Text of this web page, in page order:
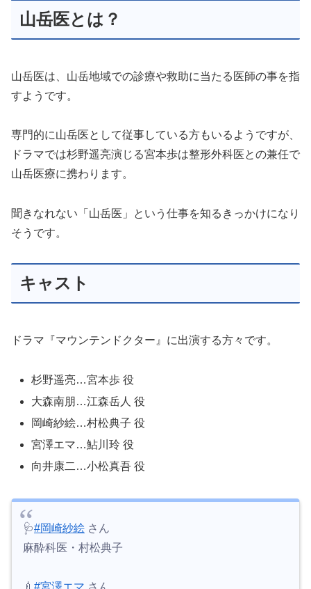
山岳医とは？
山岳医は、山岳地域での診療や救助に当たる医師の事を指
すようです。
専門的に山岳医として従事している方もいるようですが、
ドラマでは杉野遥亮演じる宮本歩は整形外科医との兼任で
山岳医療に携わります。
聞きなれない「山岳医」という仕事を知るきっかけになり
そうです。
キャスト
ドラマ『マウンテンドクター』に出演する方々です。
杉野遥亮…宮本歩 役
大森南朋…江森岳人 役
岡崎紗絵…村松典子 役
宮澤エマ…鮎川玲 役
向井康二…小松真吾 役
🩺#岡崎紗絵 さん
麻酔科医・村松典子